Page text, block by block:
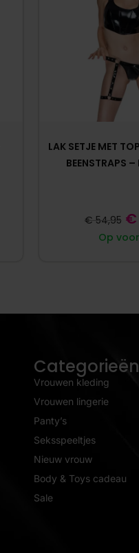
LAK SETJE MET
BEENSTRAPS –
Op
€ 54,95 €
Categorieën
Vrouwen kleding
Vrouwen lingerie
Panty’s
Seksspeeltjes
Nieuw vrouw
Body & Toys cadeau
Sale